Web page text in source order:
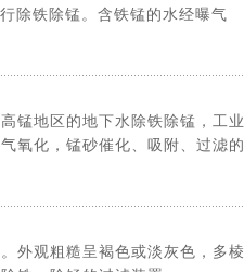
除铁除锰。含铁锰的水经曝气
锰地区的地下水除铁除锰，工业
氧化，锰砂催化、吸附、过滤的
外观粗糙呈褐色或淡灰色，多棱